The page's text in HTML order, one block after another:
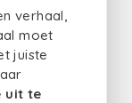
verhaal,
moet
juiste
uit te